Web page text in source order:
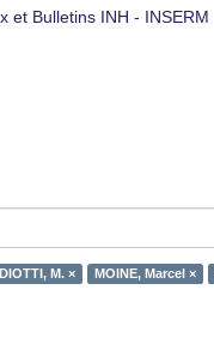
et Bulletins INH - INSERM
M. × MOINE, Marcel ×